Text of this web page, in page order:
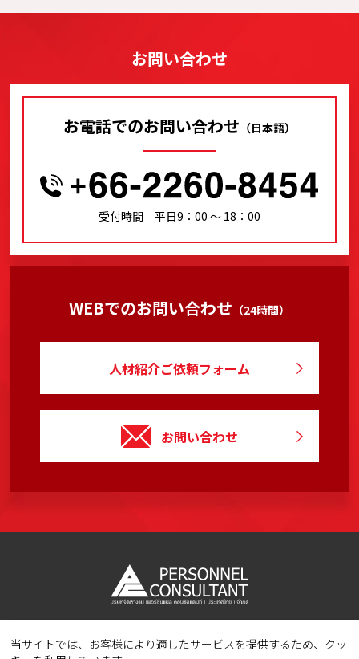
お問い合わせ
お電話でのお問い合わせ （日本語）
受付時間 平日9：00 〜 18：00
WEBでのお問い合わせ （24時間）
人材紹介ご依頼フォーム
お問い合わせ
当サイトでは、お客様により適したサービスを提供するため、クッ